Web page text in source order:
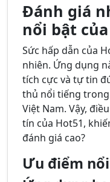
Đánh giá
nổi bật
Sức hấp dẫn của
nhiên. Ứng dụng
tích cực và tự tin
thủ nổi tiếng
Việt Nam. Vậy,
tín của Hot51,
đánh giá cao?
Ưu điểm